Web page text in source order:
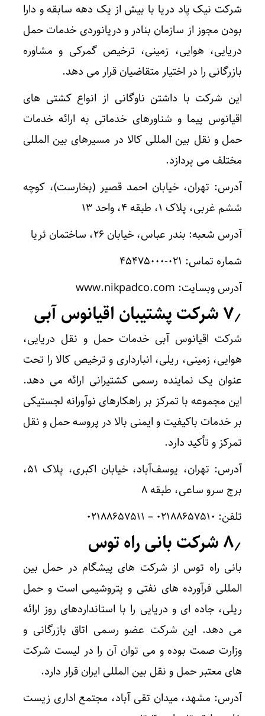
شرکت نیک پاد دریا با بیش از یک دهه سابقه و دارا
بودن مجوز از سازمان بنادر و دریانوردی خدمات حمل
دریایی، هوایی، زمینی، ترخیص گمرکی و مشاوره
بازرگانی را در اختیار متقاضیان قرار می دهد.
این شرکت با داشتن ناوگانی از انواع کشتی‌ های
اقیانوس پیما و شناورهای خدماتی به ارائه خدمات
حمل و نقل بین المللی کالا در مسیرهای بین المللی
مختلف می پردازد.
آدرس: تهران، خیابان احمد قصیر (بخارست)، کوچه
ششم غربی، پلاک ۱، طبقه ۴، واحد ۱۳
آدرس شعبه: بندر عباس، خیابان ۲۶، ساختمان ثریا
شماره تماس: ۰۲۱-۴۵۴۷۵۰۰۰
آدرس وبسایت: www.nikpadco.com
۷٫ شرکت پشتیبان اقیانوس آبی
شرکت اقیانوس آبی خدمات حمل و نقل دریایی،
هوایی، زمینی، ریلی، انبارداری و ترخیص کالا را تحت
عنوان یک نماینده رسمی کشتیرانی ارائه می دهد.
این مجموعه با تمرکز بر راهکارهای نوآورانه لجستیکی
بر خدمات باکیفیت و ایمنی بالا در پروسه حمل و نقل
تمرکز و تأکید دارد.
آدرس: تهران، یوسف‌آباد، خیابان اکبری، پلاک ۵۱،
برج سرو ساعی، طبقه ۸
تلفن: ۰۲۱۸۸۶۵۷۵۱۰ – ۰۲۱۸۸۶۵۷۵۱۱
۸٫ شرکت بانی راه توس
بانی راه توس از شرکت های پیشگام در حمل بین
المللی فرآورده های نفتی و پتروشیمی است و حمل
ریلی، جاده ای و دریایی را با استانداردهای روز ارائه
می دهد. این شرکت عضو رسمی اتاق بازرگانی و
وزارت صمت بوده و می توان آن را در لیست شرکت
های معتبر حمل و نقل بین المللی ایران قرار دارد.
آدرس: مشهد، میدان تقی آباد، مجتمع اداری زیست